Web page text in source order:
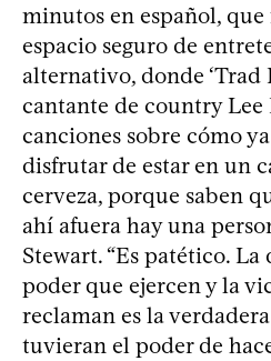
minutos en español,
espacio seguro de
alternativo, donde ‘Trad
cantante de country Lee
canciones sobre cómo
disfrutar de estar en un
cerveza, porque saben
ahí afuera hay una
Stewart. “Es patético.
poder que ejercen y la
reclaman es la
tuvieran el poder de